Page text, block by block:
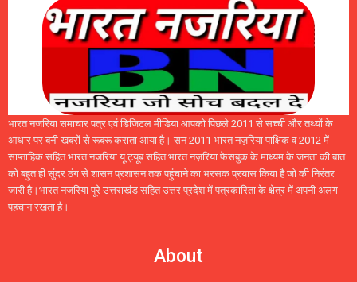
भारत नजरिया समाचार पत्र एवं डिजिटल मीडिया आपको पिछले 2011 से सच्ची और तथ्यों के
आधार पर बनी खबरों से रूबरू कराता आया है। सन 2011 भारत नज़रिया पाक्षिक व 2012 में
साप्ताहिक सहित भारत नजरिया यू ट्यूब सहित भारत नज़रिया फेसबुक के माध्यम के जनता की बात
को बहुत ही सुंदर ठंग से शासन प्रशासन तक पहुंचाने का भरसक प्रयास किया है जो की निरंतर
जारी है।भारत नजरिया पूरे उत्तराखंड सहित उत्तर प्रदेश में पत्रकारिता के क्षेत्र में अपनी अलग
पहचान रखता है।
About